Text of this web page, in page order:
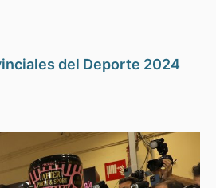
del Deporte 2024